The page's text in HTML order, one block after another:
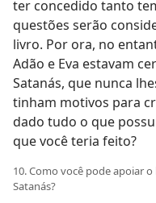
ter concedido tanto
questões serão
livro. Por ora, no
Adão e Eva estavam
Satanás, que nunca
tinham motivos para
dado tudo o que
que você teria feito?
10. Como você pode apoiar
Satanás?